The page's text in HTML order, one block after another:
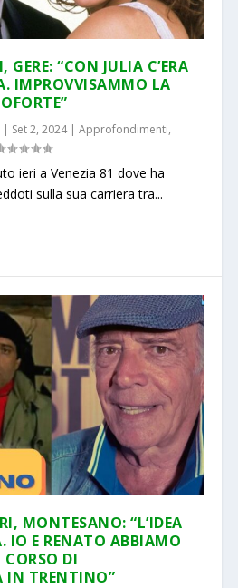
“CON JULIA C’ERA
IMPROVVISAMMO LA
Set 2, 2024|Approfondimenti,
ieri a Venezia 81 dove ha
sulla sua carriera tra...
MONTESANO: “L’IDEA
IO E RENATO ABBIAMO
DI
IN TRENTINO”